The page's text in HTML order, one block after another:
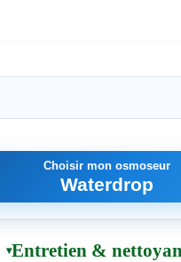
Choisir mon osmoseur
Waterdrop
Entretien &